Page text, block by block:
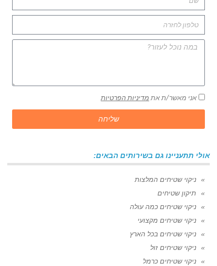
אני מאשר/ת את מדיניות הפרטיות
שליחה
אולי תתעניינו גם בשירותים הבאים:
ניקוי שטיחים המלצות
תיקון שטיחים
ניקוי שטיחים כמה עולה
ניקוי שטיחים מקצועי
ניקוי שטיחים בכל הארץ
ניקוי שטיחים זול
ניקוי שטיחים כרמל